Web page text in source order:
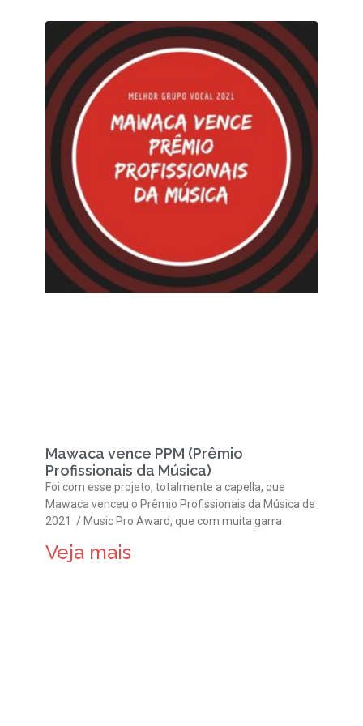
Mawaca vence PPM (Prêmio
Profissionais da Música)
Foi com esse projeto, totalmente a capella, que
Mawaca venceu o Prêmio Profissionais da Música de
2021 / Music Pro Award, que com muita garra
Veja mais